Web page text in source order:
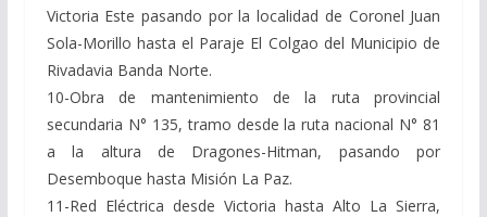
Victoria Este pasando por la localidad de Coronel Juan
Sola-Morillo hasta el Paraje El Colgao del Municipio de
Rivadavia Banda Norte.
10-Obra de mantenimiento de la ruta provincial
secundaria N° 135, tramo desde la ruta nacional N° 81
a la altura de Dragones-Hitman, pasando por
Desemboque hasta Misión La Paz.
11-Red Eléctrica desde Victoria hasta Alto La Sierra,